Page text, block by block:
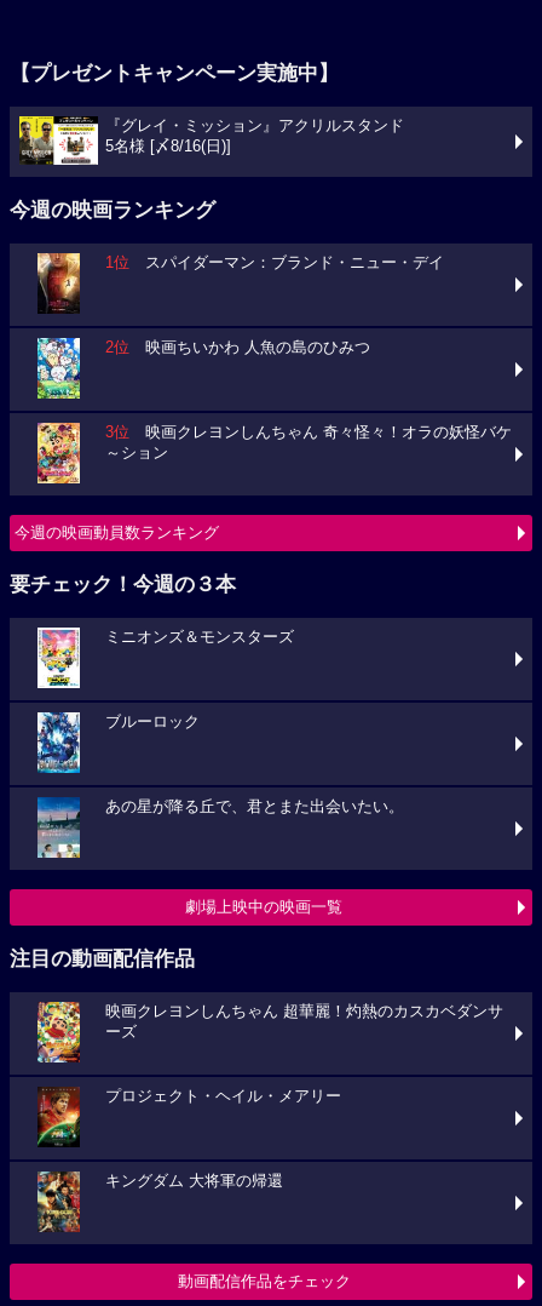
【プレゼントキャンペーン実施中】
『グレイ・ミッション』アクリルスタンド
5名様 [〆8/16(日)]
今週の映画ランキング
1位 スパイダーマン：ブランド・ニュー・デイ
2位 映画ちいかわ 人魚の島のひみつ
3位 映画クレヨンしんちゃん 奇々怪々！オラの妖怪バケ
～ション
今週の映画動員数ランキング
要チェック！今週の３本
ミニオンズ＆モンスターズ
ブルーロック
あの星が降る丘で、君とまた出会いたい。
劇場上映中の映画一覧
注目の動画配信作品
映画クレヨンしんちゃん 超華麗！灼熱のカスカベダンサ
ーズ
プロジェクト・ヘイル・メアリー
キングダム 大将軍の帰還
動画配信作品をチェック